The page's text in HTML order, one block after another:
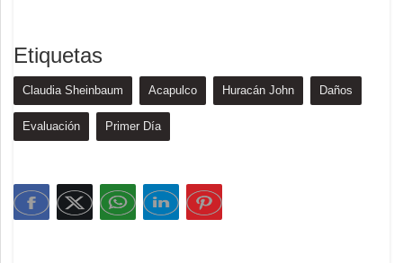
Etiquetas
Claudia Sheinbaum Acapulco Huracán John Daños
Evaluación Primer Día